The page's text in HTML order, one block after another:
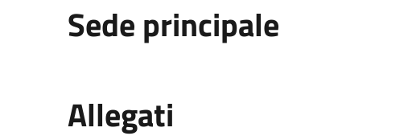
Sede principale
Allegati